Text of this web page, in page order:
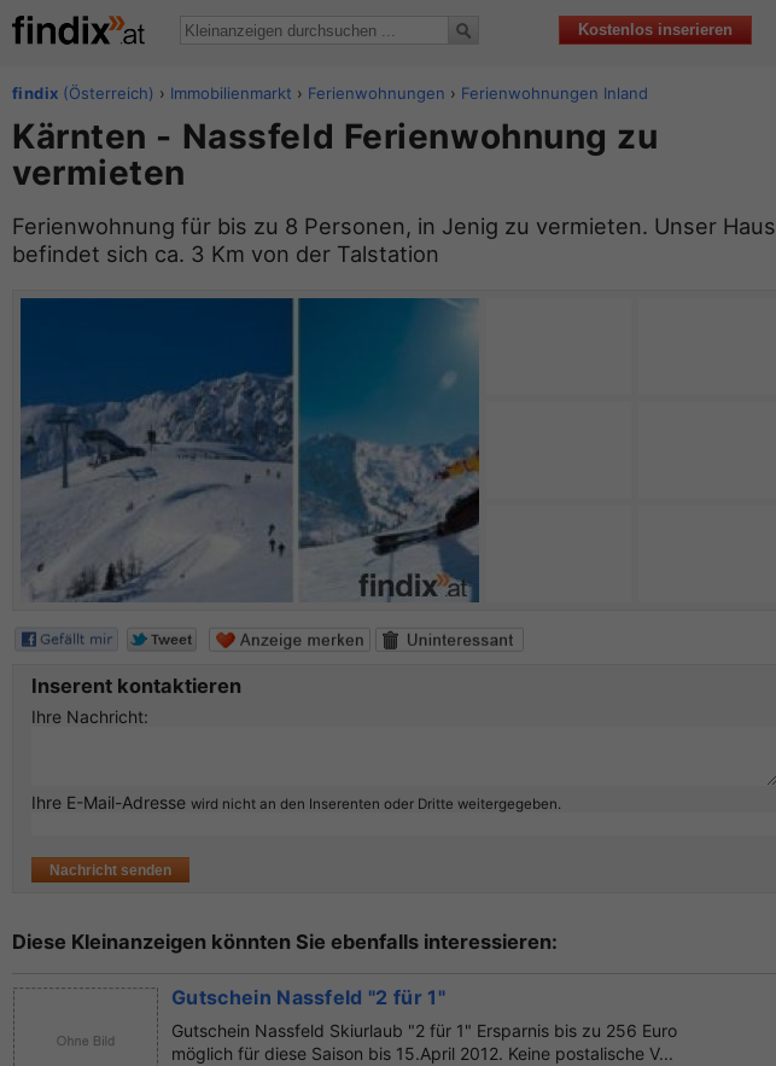
Kostenlos inserieren
findix (Österreich) › Immobilienmarkt › Ferienwohnungen › Ferienwohnungen Inland
Kärnten - Nassfeld Ferienwohnung zu
vermieten
Ferienwohnung für bis zu 8 Personen, in Jenig zu vermieten. Unser Haus
befindet sich ca. 3 Km von der Talstation
Inserent kontaktieren
Ihre Nachricht:
Ihre E-Mail-Adresse wird nicht an den Inserenten oder Dritte weitergegeben.
Diese Kleinanzeigen könnten Sie ebenfalls interessieren:
Gutschein Nassfeld "2 für 1"
Gutschein Nassfeld Skiurlaub "2 für 1" Ersparnis bis zu 256 Euro
möglich für diese Saison bis 15.April 2012. Keine postalische V...